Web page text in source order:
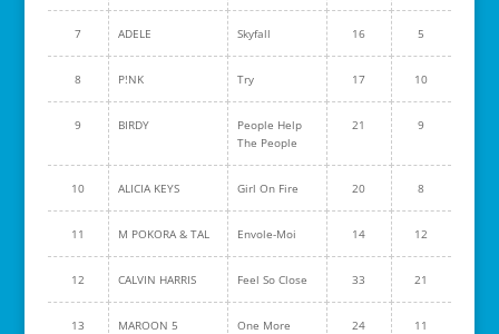
7 ADELE Skyfall 16 5
8 P!NK Try 17 10
9 BIRDY
People Help
The People
21 9
10 ALICIA KEYS Girl On Fire 20 8
11 M POKORA & TAL Envole-Moi 14 12
12 CALVIN HARRIS Feel So Close 33 21
13 MAROON 5
One More
24 11